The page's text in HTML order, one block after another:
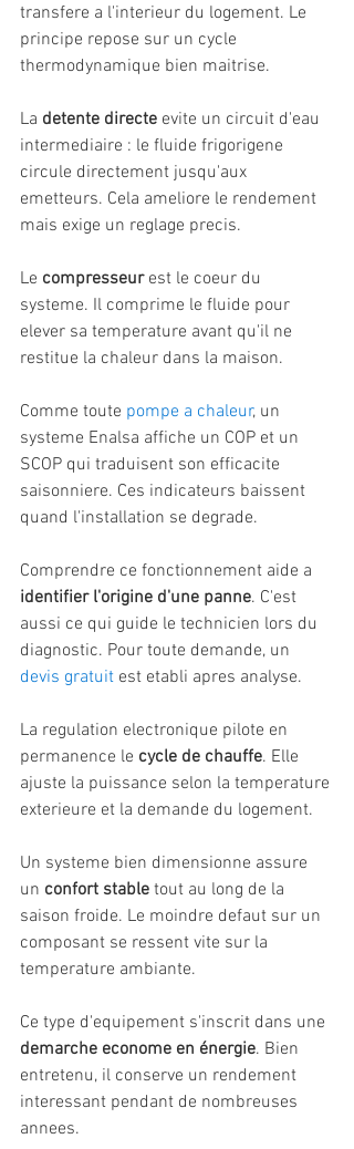
transfere a l'interieur du logement. Le
principe repose sur un cycle
thermodynamique bien maitrise.
La detente directe evite un circuit d'eau
intermediaire : le fluide frigorigene
circule directement jusqu'aux
emetteurs. Cela ameliore le rendement
mais exige un reglage precis.
Le compresseur est le coeur du
systeme. Il comprime le fluide pour
elever sa temperature avant qu'il ne
restitue la chaleur dans la maison.
Comme toute pompe a chaleur, un
systeme Enalsa affiche un COP et un
SCOP qui traduisent son efficacite
saisonniere. Ces indicateurs baissent
quand l'installation se degrade.
Comprendre ce fonctionnement aide a
identifier l'origine d'une panne. C'est
aussi ce qui guide le technicien lors du
diagnostic. Pour toute demande, un
devis gratuit est etabli apres analyse.
La regulation electronique pilote en
permanence le cycle de chauffe. Elle
ajuste la puissance selon la temperature
exterieure et la demande du logement.
Un systeme bien dimensionne assure
un confort stable tout au long de la
saison froide. Le moindre defaut sur un
composant se ressent vite sur la
temperature ambiante.
Ce type d'equipement s'inscrit dans une
demarche econome en énergie. Bien
entretenu, il conserve un rendement
interessant pendant de nombreuses
annees.